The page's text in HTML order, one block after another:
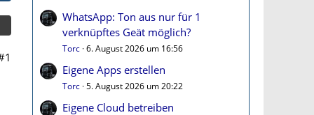
WhatsApp: Ton aus nur für 1
verknüpftes Geät möglich?
Torc 6. August 2026 um 16:56
Eigene Apps erstellen
Torc 5. August 2026 um 20:22
Eigene Cloud betreiben